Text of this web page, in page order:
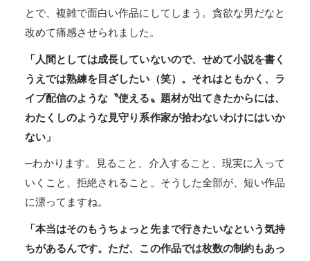
とで、複雑で面白い作品にしてしまう。貪欲な男だなと
改めて痛感させられました。
「人間としては成長していないので、せめて小説を書く
うえでは熟練を目ざしたい（笑）。それはともかく、ラ
イブ配信のような〝使える〟題材が出てきたからには、
わたくしのような見守り系作家が拾わないわけにはいか
ない」
─わかります。見ること、介入すること、現実に入って
いくこと、拒絶されること。そうした全部が、短い作品
に漂ってますね。
「本当はそのもうちょっと先まで行きたいなという気持
ちがあるんです。ただ、この作品では枚数の制約もあっ